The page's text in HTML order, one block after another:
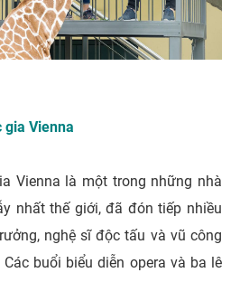
gia Vienna
Vienna là một trong những nhà
nhất thế giới, đã đón tiếp nhiều
nghệ sĩ độc tấu và vũ công
buổi biểu diễn opera và ba lê